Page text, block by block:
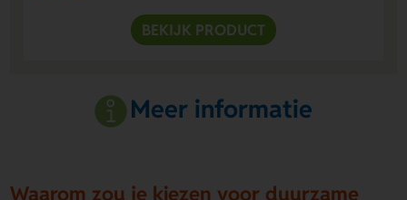
BEKIJK PRODUCT
Meer informatie
Waarom zou je kiezen voor duurzame